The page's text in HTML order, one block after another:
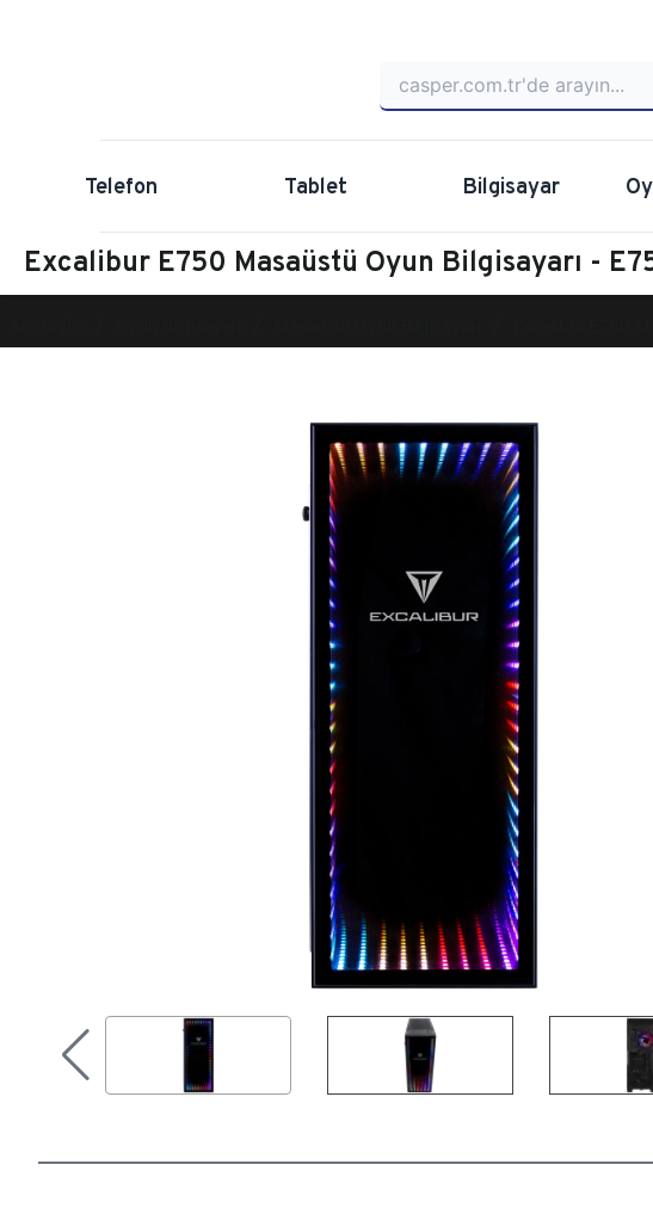
Telefon Tablet Bilgisayar
Excalibur E750 Masaüstü Oyun Bilgisayarı -